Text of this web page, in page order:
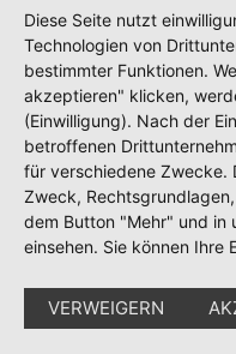
Diese Seite nutzt
Technologien von
bestimmter Funktionen.
akzeptieren" klicken,
(Einwilligung). Nach der
betroffenen
für verschiedene Zwecke.
Zweck,
dem Button "Mehr" und in
einsehen. Sie können Ihre
VERWEIGERN